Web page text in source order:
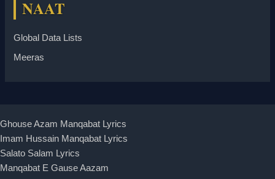
NAAT
Global Data Lists
Meeras
Ghouse Azam Manqabat Lyrics
Imam Hussain Manqabat Lyrics
Salato Salam Lyrics
Manqabat E Gause Aazam